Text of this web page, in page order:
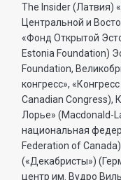
The Insider (Латвия)
Центральной и
«Фонд Открытой
Estonia Foundation)
Foundation,
конгресс»,
Canadian Congress),
Лорье» (Macdonald-
национальная
Federation of
(«Декабристы»)
центр им. Вудро